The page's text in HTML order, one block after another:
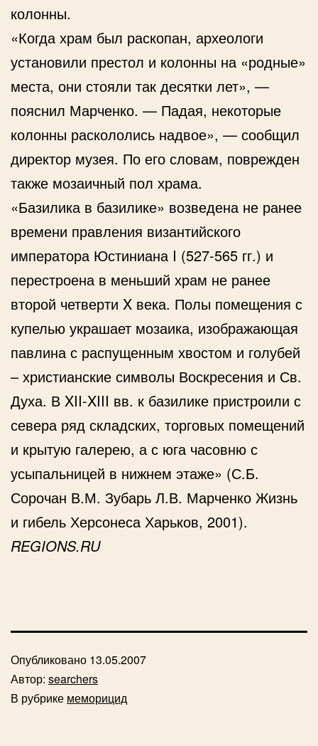
колонны.
«Когда храм был раскопан, археологи
установили престол и колонны на «родные»
места, они стояли так десятки лет», —
пояснил Марченко. — Падая, некоторые
колонны раскололись надвое», — сообщил
директор музея. По его словам, поврежден
также мозаичный пол храма.
«Базилика в базилике» возведена не ранее
времени правления византийского
императора Юстиниана I (527-565 гг.) и
перестроена в меньший храм не ранее
второй четверти X века. Полы помещения с
купелью украшает мозаика, изображающая
павлина с распущенным хвостом и голубей
– христианские символы Воскресения и Св.
Духа. В XII-XIII вв. к базилике пристроили с
севера ряд складских, торговых помещений
и крытую галерею, а с юга часовню с
усыпальницей в нижнем этаже» (С.Б.
Сорочан В.М. Зубарь Л.В. Марченко Жизнь
и гибель Херсонеса Харьков, 2001).
REGIONS.RU
Опубликовано 13.05.2007
Автор: searchers
В рубрике меморицид